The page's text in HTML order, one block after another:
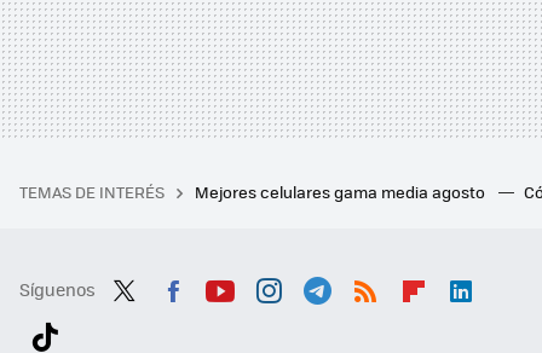
TEMAS DE INTERÉS Mejores celulares gama media agosto
Síguenos